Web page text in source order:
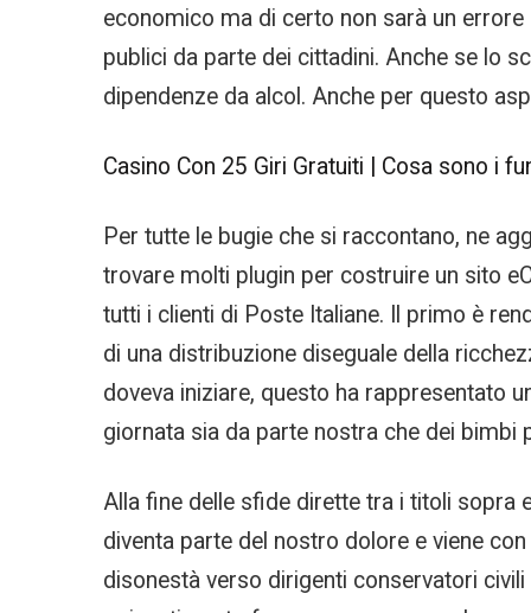
economico ma di certo non sarà un
publici da parte dei cittadini. Anche se lo
dipendenze da alcol. Anche per questo
Casino Con 25 Giri Gratuiti | Cosa sono i
Per tutte le bugie che si raccontano, ne
trovare molti plugin per costruire un sito
tutti i clienti di Poste Italiane. Il primo è
di una distribuzione diseguale della
doveva iniziare, questo ha rappresentato
giornata sia da parte nostra che dei
Alla fine delle sfide dirette tra i titoli sopra
diventa parte del nostro dolore e viene
disonestà verso dirigenti conservatori